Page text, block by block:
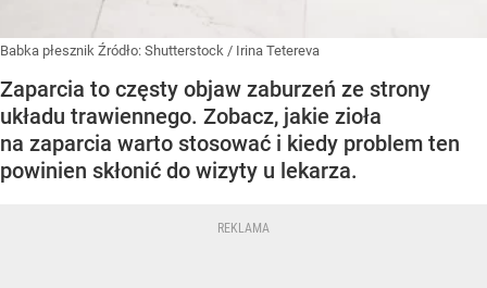
Babka płesznik Źródło: Shutterstock / Irina Tetereva
Zaparcia to częsty objaw zaburzeń ze strony
układu trawiennego. Zobacz, jakie zioła
na zaparcia warto stosować i kiedy problem ten
powinien skłonić do wizyty u lekarza.